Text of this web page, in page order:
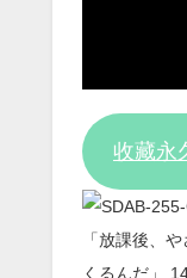
收藏永